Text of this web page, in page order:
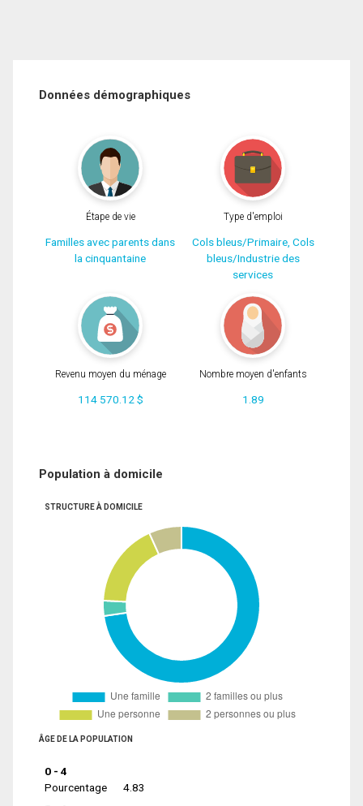
Données démographiques
Étape de vie
Familles avec parents dans
la cinquantaine
Type d'emploi
Cols bleus/Primaire, Cols
bleus/Industrie des
services
Revenu moyen du ménage
114 570.12 $
Nombre moyen d'enfants
1.89
Population à domicile
STRUCTURE À DOMICILE
ÂGE DE LA POPULATION
0 - 4
Pourcentage
4.83